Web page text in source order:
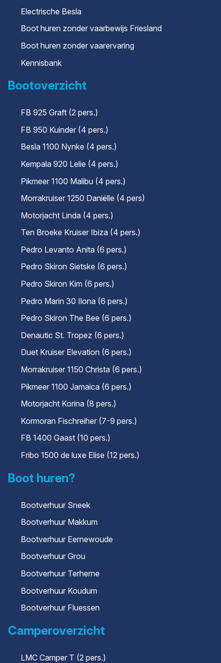
Electrische Besla
Boot huren zonder vaarbewijs Friesland
Boot huren zonder vaarervaring
Kennisbank
Bootoverzicht
FB 925 Graft (2 pers.)
FB 950 Kuinder (4 pers.)
Besla 1100 Nynke (4 pers.)
Kempala 920 Lelie (4 pers.)
Pikmeer 1100 Malibu (4 pers.)
Morrakruiser 1250 Daniëlle (4 pers)
Motorjacht Linda (4 pers.)
Ten Broeke Kruiser Ibiza (4 pers.)
Pedro Levanto Anita (6 pers.)
Pedro Skiron Sietske (6 pers.)
Pedro Skiron Kim (6 pers.)
Pedro Marin 30 Ilona (6 pers.)
Pedro Skiron The Bee (6 pers.)
Denautic St. Tropez (6 pers.)
Duet Kruiser Elevation (6 pers.)
Morrakruiser 1150 Christa (6 pers.)
Pikmeer 1100 Jamaica (6 pers.)
Motorjacht Korina (8 pers.)
Kormoran Fischreiher (7-9 pers.)
FB 1400 Gaast (10 pers.)
Fribo 1500 de luxe Elise (12 pers.)
Boot huren?
Bootverhuur Sneek
Bootverhuur Makkum
Bootverhuur Eernewoude
Bootverhuur Grou
Bootverhuur Terherne
Bootverhuur Koudum
Bootverhuur Fluessen
Camperoverzicht
LMC Camper T (2 pers.)